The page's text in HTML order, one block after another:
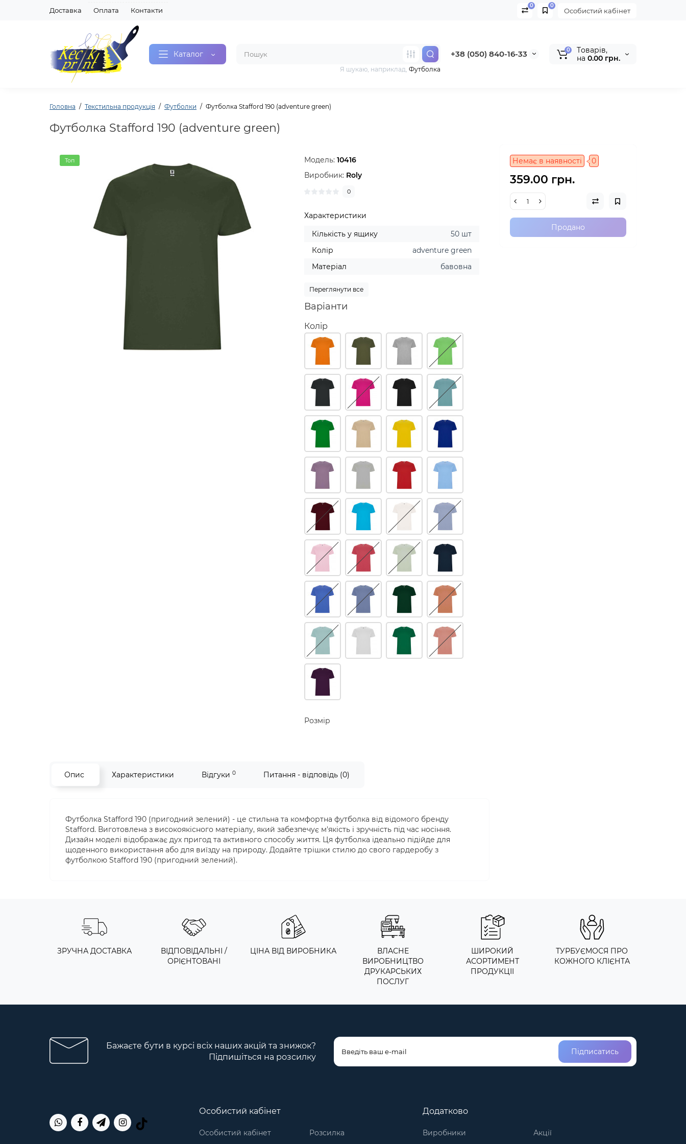
Доставка Оплата Контакти Особистий кабінет
0
0
Каталог +38 (050) 840-16-33
Я шукаю, наприклад, Футболка
0
Tоварів,
на 0.00 грн.
Головна Текстильна продукція Футболки Футболка Stafford 190 (adventure green)
Футболка Stafford 190 (adventure green)
Топ Модель:10416
Виробник: Roly
0
Характеристики
Кількість у ящику
50 шт
Колір
adventure green
Матеріал
бавовна
Переглянути все
Варіанти
Колір
Розмір
Немає в наявності 0
359.00 грн.
Продано
Опис Характеристики Відгуки 0 Питання - відповідь (0)
Футболка Stafford 190 (пригодний зелений) - це стильна та комфортна футболка від відомого бренду
Stafford. Виготовлена з високоякісного матеріалу, який забезпечує м'якість і зручність під час носіння.
Дизайн моделі відображає дух пригод та активного способу життя. Ця футболка ідеально підійде для
щоденного використання або для виїзду на природу. Додайте трішки стилю до свого гардеробу з
футболкою Stafford 190 (пригодний зелений).
ЗРУЧНА ДОСТАВКА
ВІДПОВІДАЛЬНІ /
ОРІЄНТОВАНІ
ЦІНА ВІД ВИРОБНИКА
ВЛАСНЕ
ВИРОБНИЦТВО
ДРУКАРСЬКИХ
ПОСЛУГ
ШИРОКИЙ
АСОРТИМЕНТ
ПРОДУКЦІІ
ТУРБУЄМОСЯ ПРО
КОЖНОГО КЛІЄНТА
Бажаєте бути в курсі всіх наших акцій та знижок?
Підпишіться на розсилку
Підписатись
Особистий кабінет
Особистий кабінет
Розсилка
Додатково
Виробники Акції